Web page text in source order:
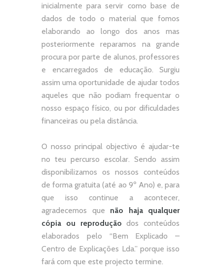
inicialmente para servir como base de
dados de todo o material que fomos
elaborando ao longo dos anos mas
posteriormente reparamos na grande
procura por parte de alunos, professores
e encarregados de educação. Surgiu
assim uma oportunidade de ajudar todos
aqueles que não podiam frequentar o
nosso espaço físico, ou por dificuldades
financeiras ou pela distância.
O nosso principal objectivo é ajudar-te
no teu percurso escolar. Sendo assim
disponibilizamos os nossos conteúdos
de forma gratuita (até ao 9º Ano) e, para
que isso continue a acontecer,
agradecemos que não
haja qualquer
cópia ou reprodução dos conteúdos
elaborados pelo “Bem Explicado –
Centro de Explicações Lda.” porque isso
fará com que este projecto termine.